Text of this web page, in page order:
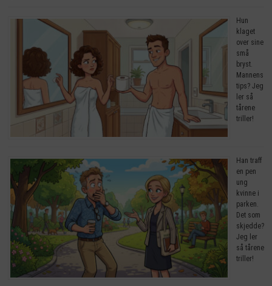
Hun
klaget
over sine
små
bryst.
Mannens
tips? Jeg
ler så
tårene
triller!
Han traff
en pen
ung
kvinne i
parken.
Det som
skjedde?
Jeg ler
så tårene
triller!